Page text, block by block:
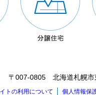
〒007-0805 北海道札幌
トの利用について 個人情報保